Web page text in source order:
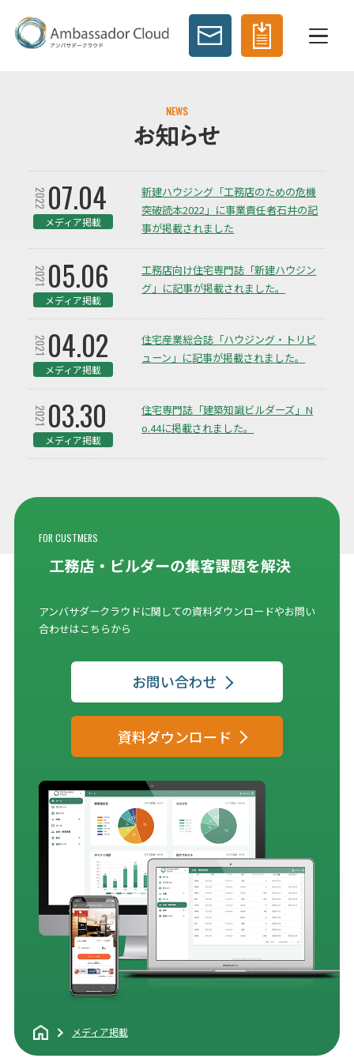
NEWS
2022 07.04
メディア掲載
新建ハウジング「工務店のための危機
突破読本2022」に事業責任者石井の記
事が掲載されました
2021 05.06
メディア掲載
工務店向け住宅専門誌「新建ハウジン
グ」に記事が掲載されました。
2021 04.02
メディア掲載
住宅産業総合誌「ハウジング・トリビ
ューン」に記事が掲載されました。
2021 03.30
メディア掲載
住宅専門誌「建築知識ビルダーズ」N
o.44に掲載されました。
FOR CUSTMERS
アンバサダークラウドに関しての資料ダウンロードやお問い
合わせはこちらから
お問い合わせ
資料ダウンロード
メディア掲載